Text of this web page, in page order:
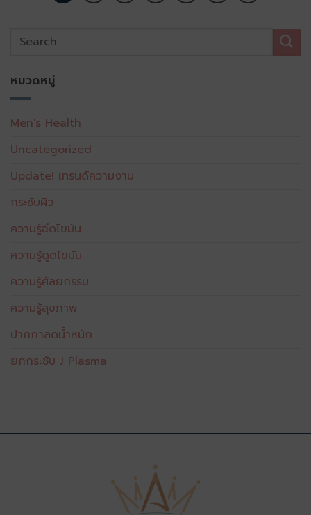
หมวดหมู่
Men's Health
Uncategorized
Update! เทรนด์ความงาม
กระชับผิว
ความรู้ฉีดไขมัน
ความรู้ดูดไขมัน
ความรู้ศัลยกรรม
ความรู้สุขภาพ
ปากกาลดน้ำหนัก
ยกกระชับ J Plasma